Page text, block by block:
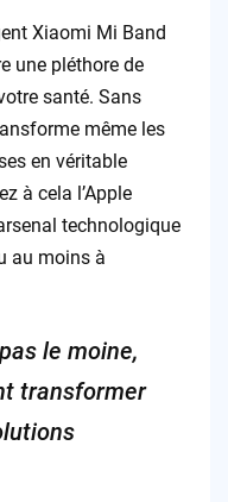
Xiaomi Mi Band
une pléthore de
santé. Sans
même les
en véritable
à cela l’Apple
technologique
au moins à
le moine,
transformer